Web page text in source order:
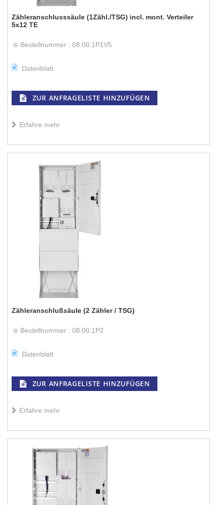
Zähleranschlusssäule (1Zähl./TSG) incl. mont. Verteiler
5x12 TE
Bestellnummer : 08.00.1P1V5
Datenblatt
ZUR ANFRAGELISTE HINZUFÜGEN
Erfahre mehr
Zähleranschlußsäule (2 Zähler / TSG)
Bestellnummer : 08.00.1P2
Datenblatt
ZUR ANFRAGELISTE HINZUFÜGEN
Erfahre mehr